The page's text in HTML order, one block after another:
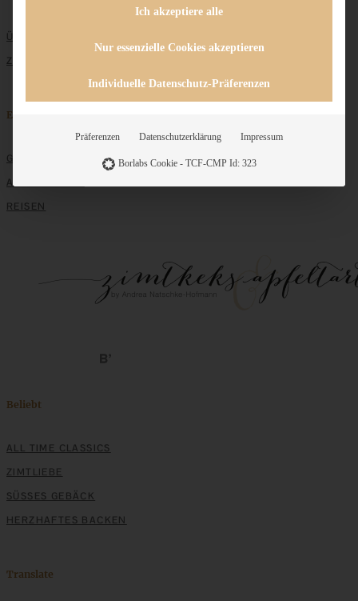
ÜBER MICH
ZUSAMMENARBEIT
Entdecken
GRUNDLAGEN
ALLE REZEPTE
REISEN
Beliebt
ALL TIME CLASSICS
ZIMTLIEBE
SÜSSES GEBÄCK
HERZHAFTES BACKEN
Translate
Ich akzeptiere alle
Nur essenzielle Cookies akzeptieren
Individuelle Datenschutz-Präferenzen
Präferenzen Datenschutzerklärung Impressum
Borlabs Cookie - TCF-CMP Id: 323